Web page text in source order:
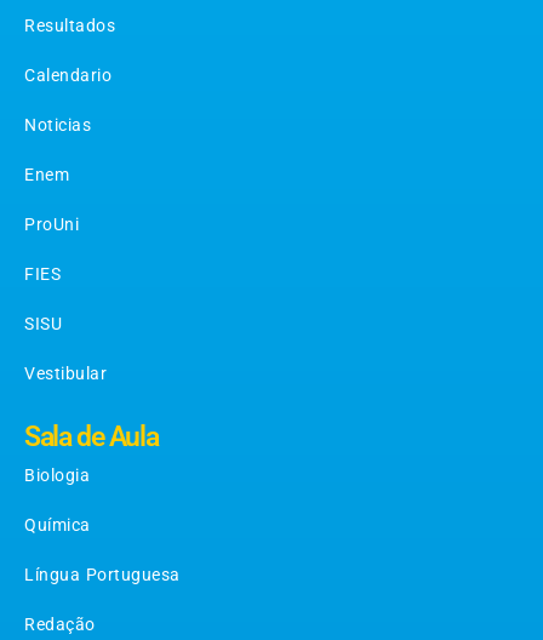
Resultados
Calendario
Noticias
Enem
ProUni
FIES
SISU
Vestibular
Sala de Aula
Biologia
Química
Língua Portuguesa
Redação